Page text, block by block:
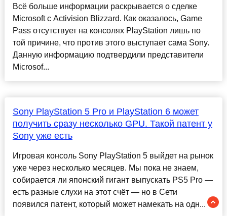
Всё больше информации раскрывается о сделке
Microsoft с Activision Blizzard. Как оказалось, Game
Pass отсутствует на консолях PlayStation лишь по
той причине, что против этого выступает сама Sony.
Данную информацию подтвердили представители
Microsof...
Sony PlayStation 5 Pro и PlayStation 6 может
получить сразу несколько GPU. Такой патент у
Sony уже есть
Игровая консоль Sony PlayStation 5 выйдет на рынок
уже через несколько месяцев. Мы пока не знаем,
собирается ли японский гигант выпускать PS5 Pro —
есть разные слухи на этот счёт — но в Сети
появился патент, который может намекать на одн...